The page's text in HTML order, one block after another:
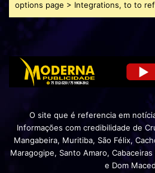
options page > Integrations, to to
O site que é referencia em
Informações com credibilidade de
Mangabeira, Muritiba, São Félix,
Maragogipe, Santo Amaro,
e Dom